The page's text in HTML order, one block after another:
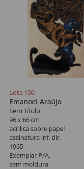
Lote 150
Emanoel Araújo
Sem Título
96 x 66 cm
acrilica sobre papel
assinatura inf. dir.
1965
Exemplar P/A.
sem moldura